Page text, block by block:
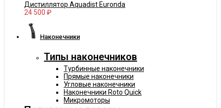
Дистиллятор Aquadist Euronda
24 500 ₽
Наконечники
Типы наконечников
Турбинные наконечники
Прямые наконечники
Угловые наконечники
Наконечники Roto Quick
Микромоторы